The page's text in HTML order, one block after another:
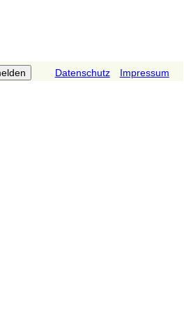
Datenschutz Impressum